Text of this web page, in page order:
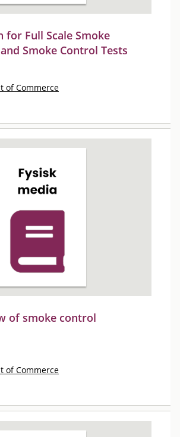
for Full Scale Smoke
Smoke Control Tests
of Commerce
of smoke control
of Commerce